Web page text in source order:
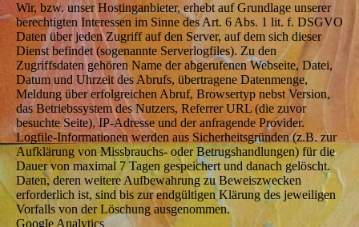
Wir, bzw. unser Hostinganbieter, erhebt auf Grundlage unserer
berechtigten Interessen im Sinne des Art. 6 Abs. 1 lit. f. DSGVO
Daten über jeden Zugriff auf den Server, auf dem sich dieser
Dienst befindet (sogenannte Serverlogfiles). Zu den
Zugriffsdaten gehören Name der abgerufenen Webseite, Datei,
Datum und Uhrzeit des Abrufs, übertragene Datenmenge,
Meldung über erfolgreichen Abruf, Browsertyp nebst Version,
das Betriebssystem des Nutzers, Referrer URL (die zuvor
besuchte Seite), IP-Adresse und der anfragende Provider.
Logfile-Informationen werden aus Sicherheitsgründen (z.B. zur
Aufklärung von Missbrauchs- oder Betrugshandlungen) für die
Dauer von maximal 7 Tagen gespeichert und danach gelöscht.
Daten, deren weitere Aufbewahrung zu Beweiszwecken
erforderlich ist, sind bis zur endgültigen Klärung des jeweiligen
Vorfalls von der Löschung ausgenommen.
Google Analytics